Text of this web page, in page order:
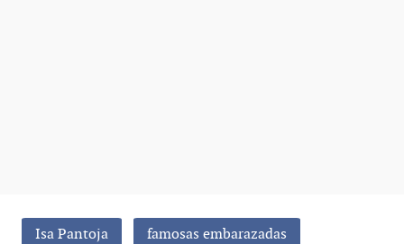
Isa Pantoja famosas embarazadas